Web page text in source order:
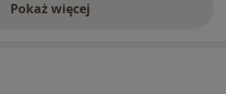
Pokaż więcejo doświadczeniu